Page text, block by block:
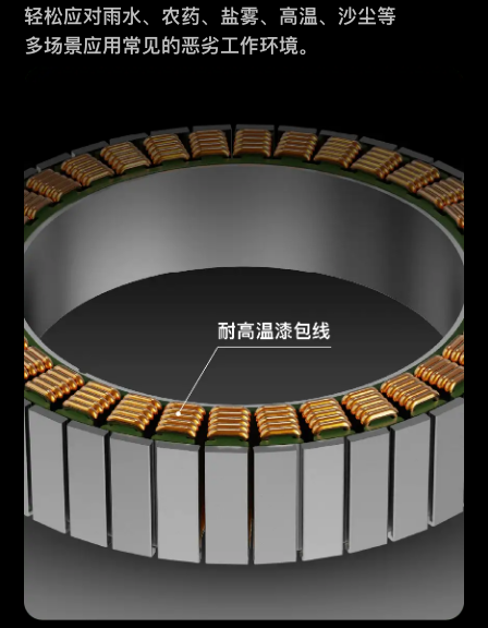
轻松应对雨水、农药、盐雾、高温、沙尘等
多场景应用常见的恶劣工作环境。